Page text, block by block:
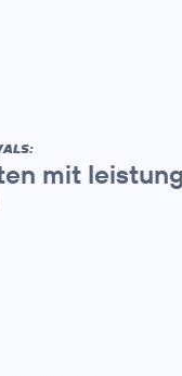
mit